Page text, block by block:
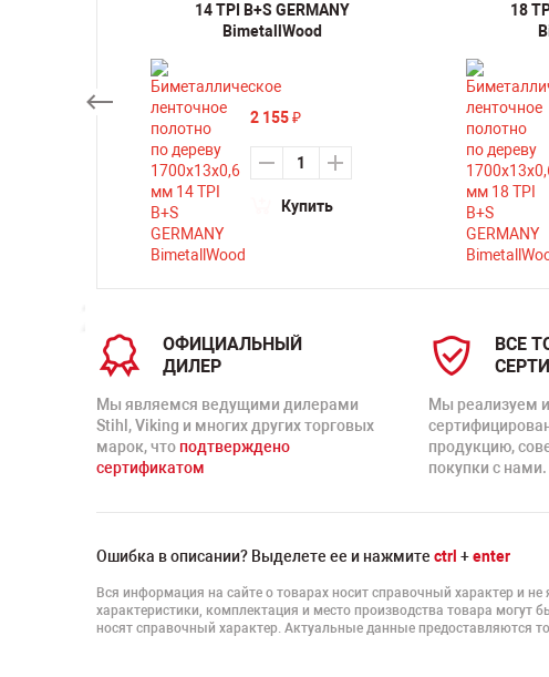
14 TPI B+S GERMANY
BimetallWood
2 155 ₽
Купить
18
ОФИЦИАЛЬНЫЙ
ДИЛЕР
Мы являемся ведущими дилерами
Stihl, Viking и многих других торговых
марок, что подтверждено
сертификатом
ВСЕ
Мы реализуем
продукцию,
покупки с нами.
Ошибка в описании? Выделете ее и нажмите ctrl +enter
Вся информация на сайте о товарах носит справочный характер и
характеристики, комплектация и место производства товара
носят справочный характер. Актуальные данные предоставляются